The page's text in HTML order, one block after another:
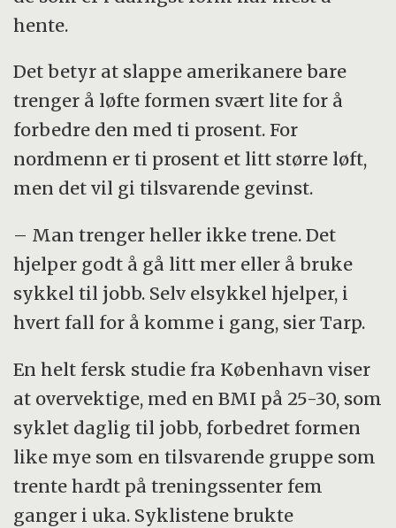
hente.
Det betyr at slappe amerikanere bare
trenger å løfte formen svært lite for å
forbedre den med ti prosent. For
nordmenn er ti prosent et litt større løft,
men det vil gi tilsvarende gevinst.
– Man trenger heller ikke trene. Det
hjelper godt å gå litt mer eller å bruke
sykkel til jobb. Selv elsykkel hjelper, i
hvert fall for å komme i gang, sier Tarp.
En helt fersk studie fra København viser
at overvektige, med en BMI på 25-30, som
syklet daglig til jobb, forbedret formen
like mye som en tilsvarende gruppe som
trente hardt på treningssenter fem
ganger i uka. Syklistene brukte